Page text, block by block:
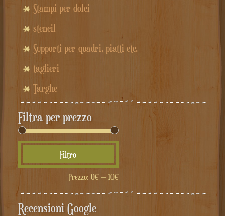
Stampi per dolci
stencil
Supporti per quadri, piatti etc.
taglieri
Targhe
Filtra per prezzo
Min
Max
Filtro
Prezzo: 0€— 10€
Recensioni Google